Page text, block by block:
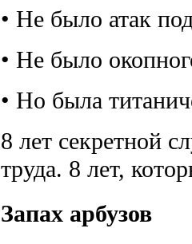
• Не было атак
• Не было
• Но была
8 лет секретной
труда. 8 лет,
Запах арбузов